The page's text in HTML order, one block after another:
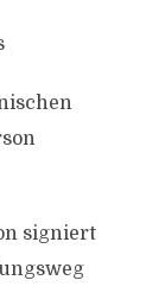
signiert